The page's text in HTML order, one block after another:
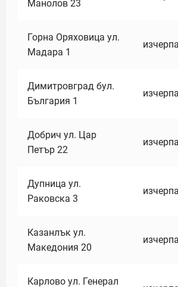
Манолов 23
Горна Оряховица ул.
Мадара 1
Димитровград бул.
България 1
Добрич ул. Цар
Петър 22
Дупница ул.
Раковска 3
Казанлък ул.
Македония 20
Карлово ул. Генерал